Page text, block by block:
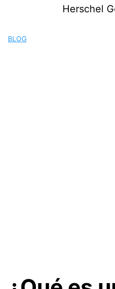
Herschel
BLOG